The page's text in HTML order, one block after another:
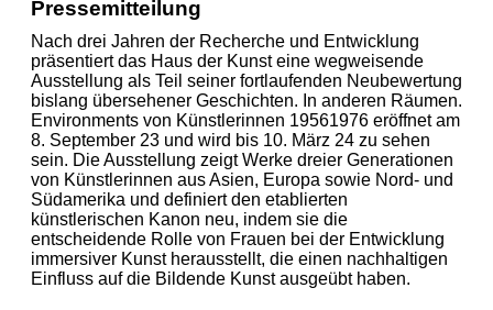
Pressemitteilung
Nach drei Jahren der Recherche und Entwicklung
präsentiert das Haus der Kunst eine wegweisende
Ausstellung als Teil seiner fortlaufenden Neubewertung
bislang übersehener Geschichten. In anderen Räumen.
Environments von Künstlerinnen 19561976 eröffnet am
8. September 23 und wird bis 10. März 24 zu sehen
sein. Die Ausstellung zeigt Werke dreier Generationen
von Künstlerinnen aus Asien, Europa sowie Nord- und
Südamerika und definiert den etablierten
künstlerischen Kanon neu, indem sie die
entscheidende Rolle von Frauen bei der Entwicklung
immersiver Kunst herausstellt, die einen nachhaltigen
Einfluss auf die Bildende Kunst ausgeübt haben.